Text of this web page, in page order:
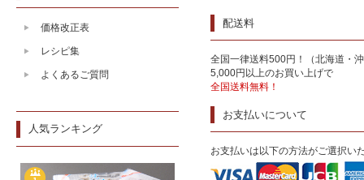
配送料
全国一律送料500円！（北海道・
5,000円以上のお買い上げで
全国送料無料！
お支払いについて
お支払いは以下の方法がご選択い
価格改正表
レシピ集
よくあるご質問
人気ランキング